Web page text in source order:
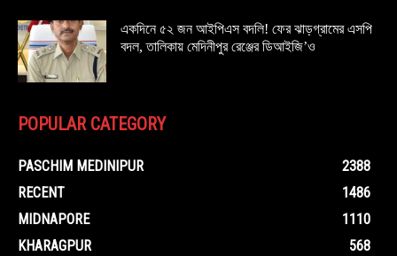
একদিনে ৫২ জন আইপিএস বদলি! ফের ঝাড়গ্রামের এসপি
বদল, তালিকায় মেদিনীপুর রেঞ্জের ডিআইজি’ও
POPULAR CATEGORY
PASCHIM MEDINIPUR
2388
RECENT
1486
MIDNAPORE
1110
KHARAGPUR
568